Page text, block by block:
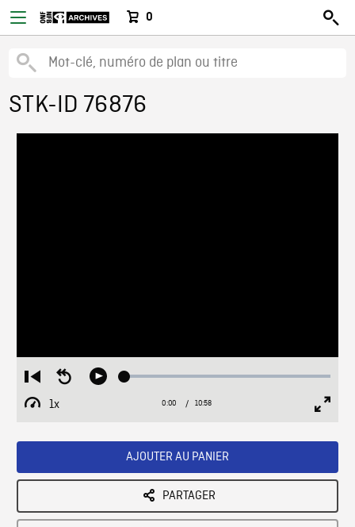
0
STK-ID 76876
Restart
from
beginning
Seek
Play Loaded:
1x
Playback
Current
0:00 / Duration
10:58
AJOUTER AU PANIER
PARTAGER